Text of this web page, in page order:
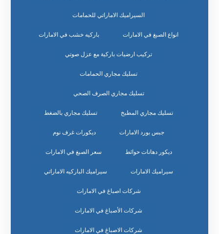
السيراميك الاماراتي للحمامات
انواع الصبغ في الامارات باركيه خشب في الامارات
تركيب ارضيات باركية مع عزل صوتي
تسليك مجاري الحمامات
تسليك مجاري الصرف الصحي
تسليك مجاري المطبخ تسليك مجاري بالضغط
جبس بورد الامارات ديكورات غرف نوم
ديكور دهانات حوائط سعر الصبغ في الامارات
سيراميك الامارات سيراميك الباركيه الاماراتي
شركات اصباغ في الامارات
شركات الأصباغ في الامارات
شركات الاصباغ في الامارات